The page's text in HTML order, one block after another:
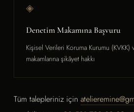
◈
Denetim Makamına Başvuru
Kişisel Verileri Koruma Kurumu
makamlarına şikâyet hakkı
Tüm talepleriniz için